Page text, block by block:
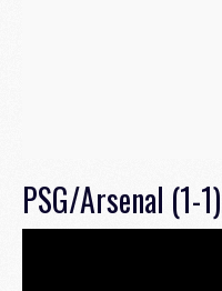
PSG/Arsenal (1-